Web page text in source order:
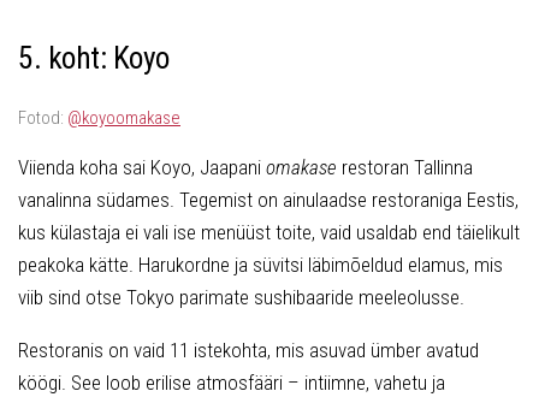
5. koht: Koyo
Fotod: @koyoomakase
Viienda koha sai Koyo, Jaapani omakase restoran Tallinna
vanalinna südames. Tegemist on ainulaadse restoraniga Eestis,
kus külastaja ei vali ise menüüst toite, vaid usaldab end täielikult
peakoka kätte. Harukordne ja süvitsi läbimõeldud elamus, mis
viib sind otse Tokyo parimate sushibaaride meeleolusse.
Restoranis on vaid 11 istekohta, mis asuvad ümber avatud
köögi. See loob erilise atmosfääri – intiimne, vahetu ja